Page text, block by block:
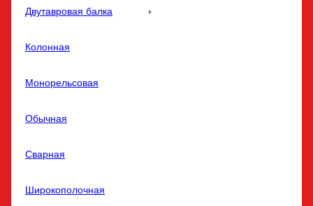
Двутавровая балка
Колонная
Монорельсовая
Обычная
Сварная
Широкополочная